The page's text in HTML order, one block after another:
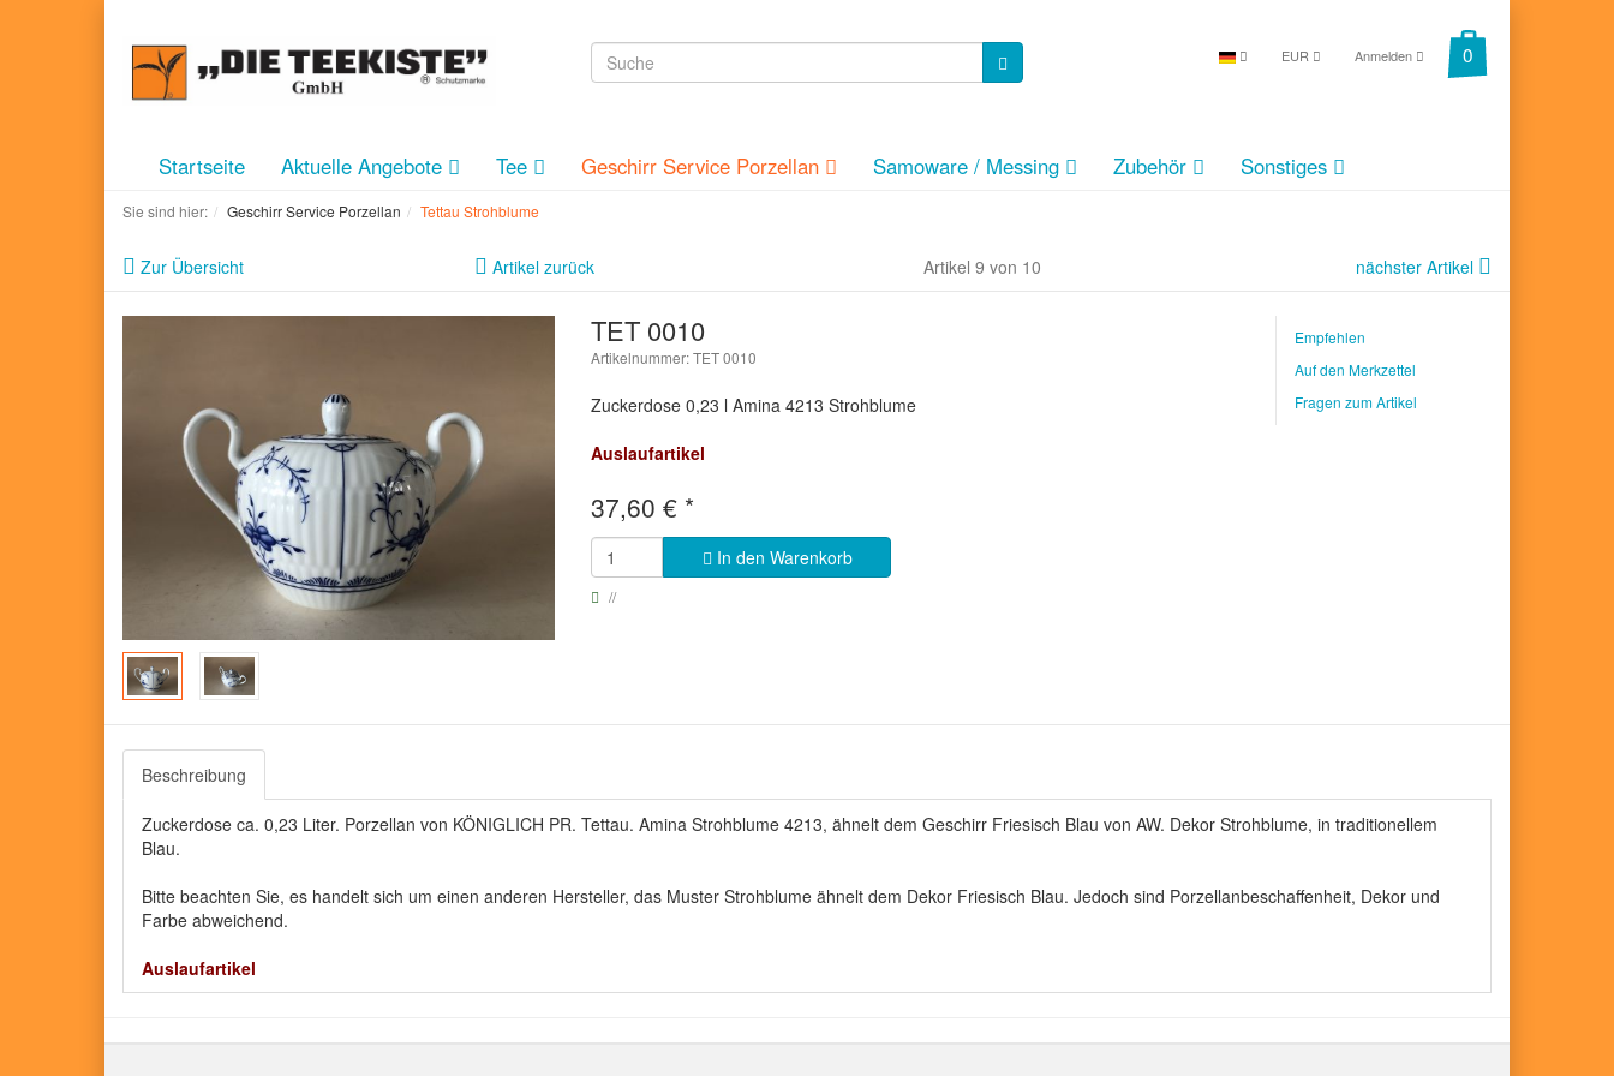
EUR Anmelden
Startseite Aktuelle Angebote Tee Geschirr Service Porzellan Samoware / Messing Zubehör Sonstiges
Sie sind hier: Geschirr Service Porzellan Tettau Strohblume
Zur Übersicht Artikel zurück Artikel 9 von 10 nächster Artikel
TET 0010
Artikelnummer: TET 0010
Zuckerdose 0,23 l Amina 4213 Strohblume
Auslaufartikel
37,60 € *
In den Warenkorb
Empfehlen
Auf den Merkzettel
Fragen zum Artikel
Beschreibung
Zuckerdose ca. 0,23 Liter. Porzellan von KÖNIGLICH PR. Tettau. Amina Strohblume 4213, ähnelt dem Geschirr Friesisch Blau von AW. Dekor Strohblume, in traditionellem
Blau.
Bitte beachten Sie, es handelt sich um einen anderen Hersteller, das Muster Strohblume ähnelt dem Dekor Friesisch Blau. Jedoch sind Porzellanbeschaffenheit, Dekor und
Farbe abweichend.
Auslaufartikel